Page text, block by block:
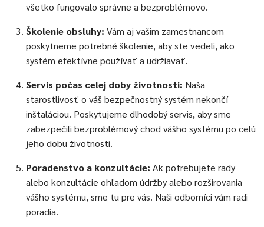
všetko fungovalo správne a bezproblémovo.
Školenie obsluhy: Vám aj vašim zamestnancom
poskytneme potrebné školenie, aby ste vedeli, ako
systém efektívne používať a udržiavať.
Servis počas celej doby životnosti: Naša
starostlivosť o váš bezpečnostný systém nekončí
inštaláciou. Poskytujeme dlhodobý servis, aby sme
zabezpečili bezproblémový chod vášho systému po celú
jeho dobu životnosti.
Poradenstvo a konzultácie: Ak potrebujete rady
alebo konzultácie ohľadom údržby alebo rozširovania
vášho systému, sme tu pre vás. Naši odborníci vám radi
poradia.